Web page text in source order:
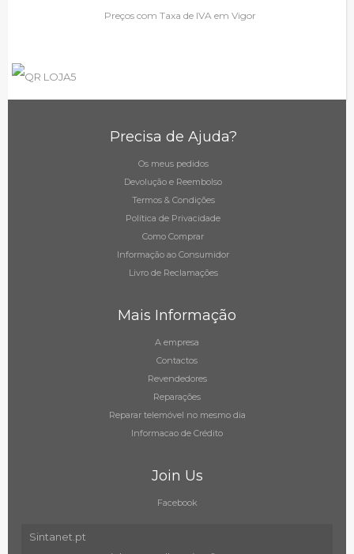
Preços com Taxa de IVA em Vigor
Precisa de Ajuda?
Os meus pedidos
Devolução e Reembolso
Termos & Condições
Política de Privacidade
Como Comprar
Informação ao Consumidor
Livro de Reclamações
Mais Informação
A empresa
Contactos
Revendedores
Reparações
Reparar telemóvel no mesmo dia
Informacao de Crédito
Join Us
Facebook
Sintanet.pt